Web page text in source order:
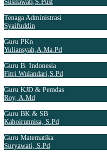
Susilawati,S.Pust
Tenaga Administrasi
Syaifuddin
Guru PKn
Yuliansyah,A.Ma.Pd
Guru B. Indonesia
Fitri Wulandari,S.Pd
Guru KJD & Pemdas
Roy, A.Md
Guru BK & SB
Kahoirunnisa, S.Pd
Guru Matematika
Suryawati, S.Pd